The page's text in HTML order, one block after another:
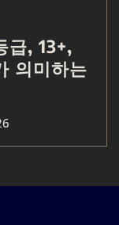
급, 13+,
의미하는